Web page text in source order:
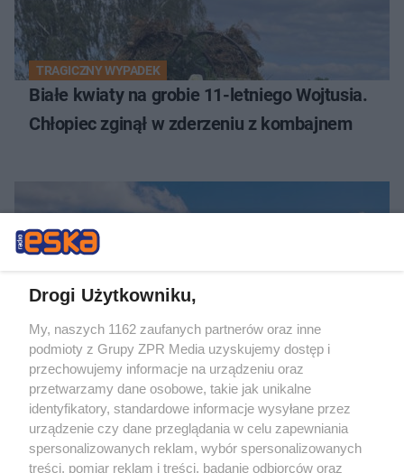
TRAGICZNY WYPADEK
Białe kwiaty na grobie 11-letniego Wojtusia.
Chłopiec zginął w zderzeniu z kombajnem
WAKACJE 2026
Zapomnij o Sielpi! Ten zalew jest najmniejszy
w Świętokrzyskiem, kameralny i bez tłumów
Drogi Użytkowniku,
My, naszych 1162 zaufanych partnerów oraz inne
podmioty z Grupy ZPR Media uzyskujemy dostęp i
przechowujemy informacje na urządzeniu oraz
przetwarzamy dane osobowe, takie jak unikalne
identyfikatory, standardowe informacje wysyłane przez
urządzenie czy dane przeglądania w celu zapewniania
spersonalizowanych reklam, wybór spersonalizowanych
treści, pomiar reklam i treści, badanie odbiorców oraz